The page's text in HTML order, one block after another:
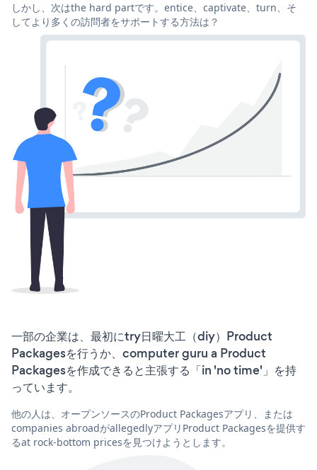
しかし、次はthe hard partです。entice、captivate、turn、そ
してより多くの訪問者をサポートする方法は？
一部の企業は、最初にtry日曜大工（diy）Product
Packagesを行うか、computer guru a Product
Packagesを作成できると主張する「in 'no time'」を持
っています。
他の人は、オープンソースのProduct Packagesアプリ、または
companies abroadがallegedlyアプリProduct Packagesを提供す
るat rock-bottom pricesを見つけようとします。